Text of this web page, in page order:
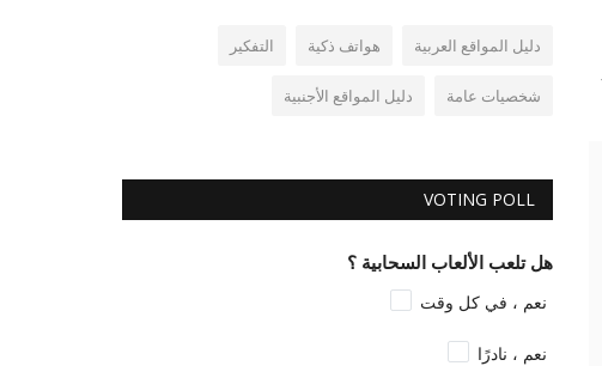
دليل المواقع العربية هواتف ذكية التفكير
شخصيات عامة دليل المواقع الأجنبية
VOTING POLL
هل تلعب الألعاب السحابية ؟
نعم ، في كل وقت
نعم ، نادرًا